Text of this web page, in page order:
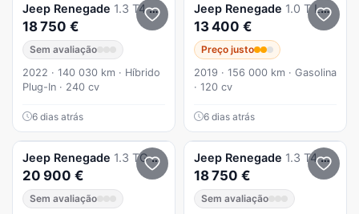
Jeep Renegade 1.3 T4 4Xe Upland eAWD
18 750 €
Sem avaliação
2022 · 140 030 km · Híbrido
Plug-In · 240 cv
6 dias atrás
Jeep Renegade 1.0 T Longitude
13 400 €
Preço justo
2019 · 156 000 km · Gasolina
· 120 cv
6 dias atrás
Jeep Renegade 1.3 TG Trailhawk
20 900 €
Sem avaliação
Jeep Renegade 1.3 T4 4Xe Upland eAWD
18 750 €
Sem avaliação